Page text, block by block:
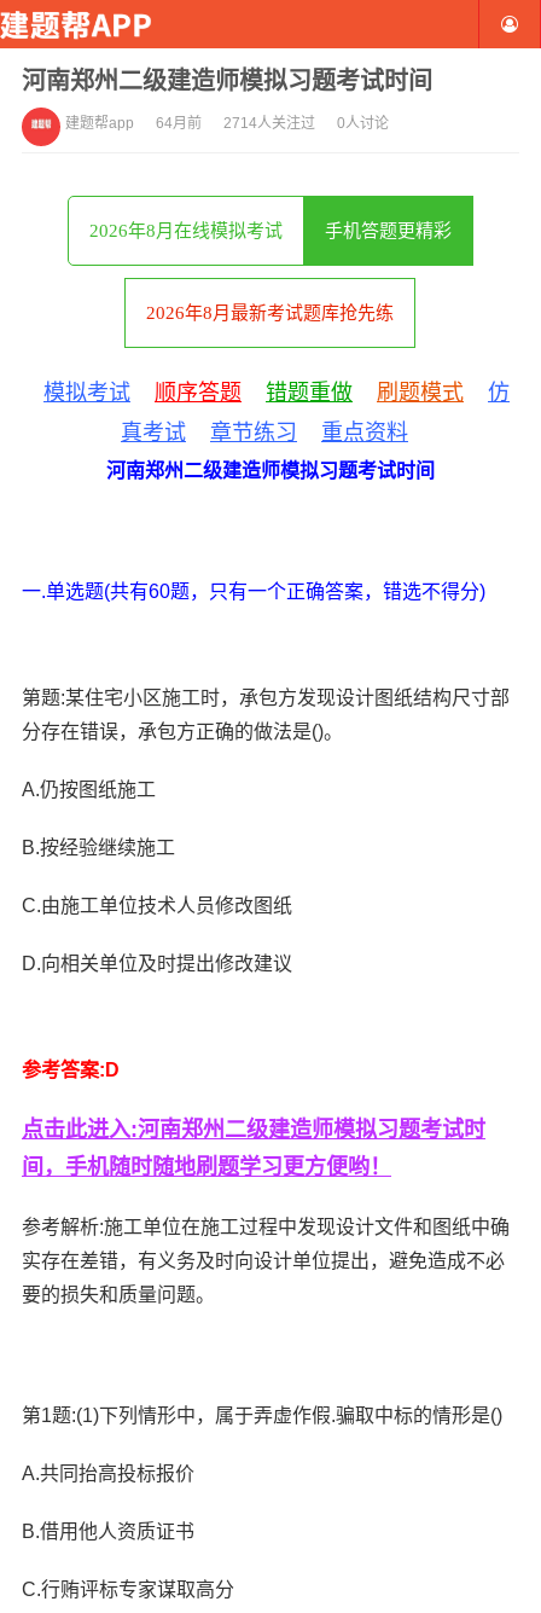
河南郑州二级建造师模拟习题考试时间
建题帮app 64月前 2714人关注过 0人讨论
2026年8月在线模拟考试 手机答题更精彩
2026年8月最新考试题库抢先练
模拟考试 顺序答题 错题重做 刷题模式
仿
真考试
章节练习 重点资料
河南郑州二级建造师模拟习题考试时间
一.单选题(共有60题，只有一个正确答案，错选不得分)
第题:某住宅小区施工时，承包方发现设计图纸结构尺寸部
分存在错误，承包方正确的做法是()。
A.仍按图纸施工
B.按经验继续施工
C.由施工单位技术人员修改图纸
D.向相关单位及时提出修改建议
参考答案:D
点击此进入:河南郑州二级建造师模拟习题考试时
间，手机随时随地刷题学习更方便哟！
参考解析:施工单位在施工过程中发现设计文件和图纸中确
实存在差错，有义务及时向设计单位提出，避免造成不必
要的损失和质量问题。
第1题:(1)下列情形中，属于弄虚作假.骗取中标的情形是()
A.共同抬高投标报价
B.借用他人资质证书
C.行贿评标专家谋取高分